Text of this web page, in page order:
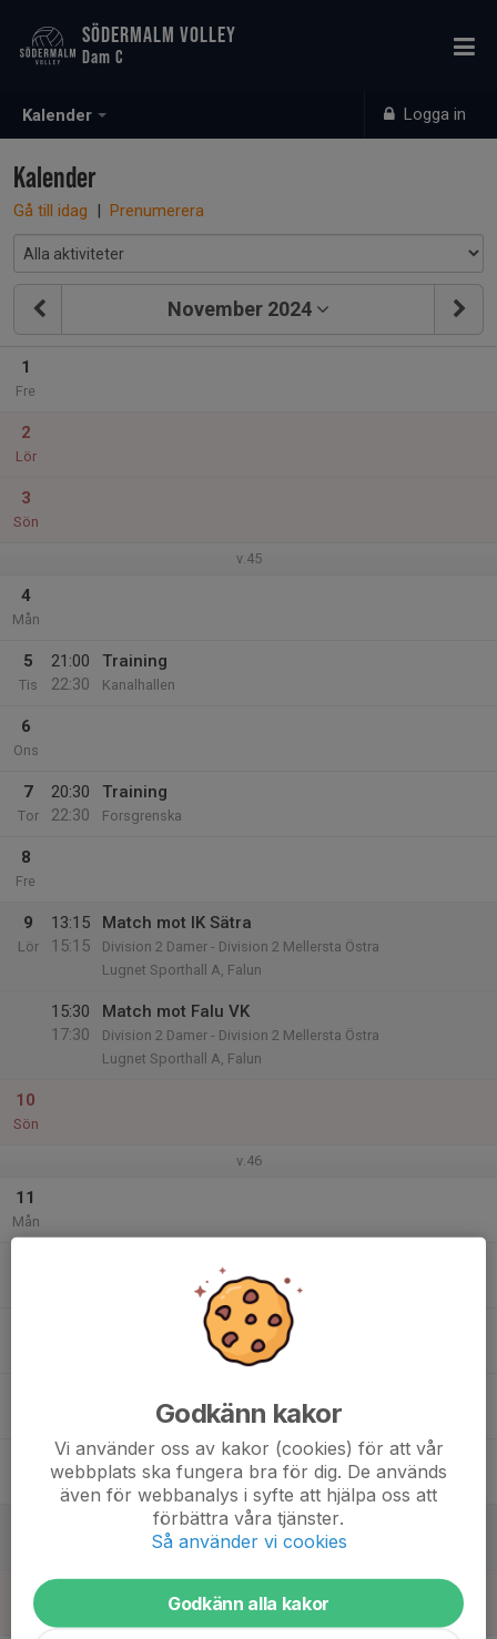
Kalender Logga in
SÖDERMALM VOLLEY
Dam C
Kalender
Gå till idag | Prenumerera
November 2024
1
Fre
2
Lör
3
Sön
v.45
4
Mån
5
Tis
21:00
22:30
Training
Kanalhallen
6
Ons
7
Tor
20:30
22:30
Training
Forsgrenska
8
Fre
9
Lör
13:15
15:15
Match mot IK Sätra
Division 2 Damer - Division 2 Mellersta Östra
Lugnet Sporthall A, Falun
15:30
17:30
Match mot Falu VK
Division 2 Damer - Division 2 Mellersta Östra
Lugnet Sporthall A, Falun
10
Sön
v.46
11
Mån
Forsgrenska
17
Sön
Godkänn kakor
Vi använder oss av kakor (cookies) för att vår
webbplats ska fungera bra för dig. De används
även för webbanalys i syfte att hjälpa oss att
förbättra våra tjänster.
Så använder vi cookies
Godkänn alla kakor